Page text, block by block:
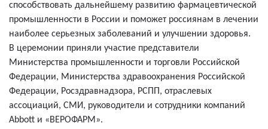
способствовать дальнейшему развитию фармацевтической
промышленности в России и поможет россиянам в лечении
наиболее серьезных заболеваний и улучшении здоровья.
В церемонии приняли участие представители
Министерства промышленности и торговли Российской
Федерации, Министерства здравоохранения Российской
Федерации, Росздравнадзора, РСПП, отраслевых
ассоциаций, СМИ, руководители и сотрудники компаний
Abbott и «ВЕРОФАРМ».